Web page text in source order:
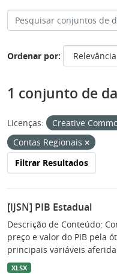
Ordenar por
1 conjunto de
Licenças: Creative
Contas Regionais
Filtrar Resultados
[IJSN] PIB Estadual
Descrição de Conteúdo:
preço e valor do PIB pela
principais variáveis
XLSX